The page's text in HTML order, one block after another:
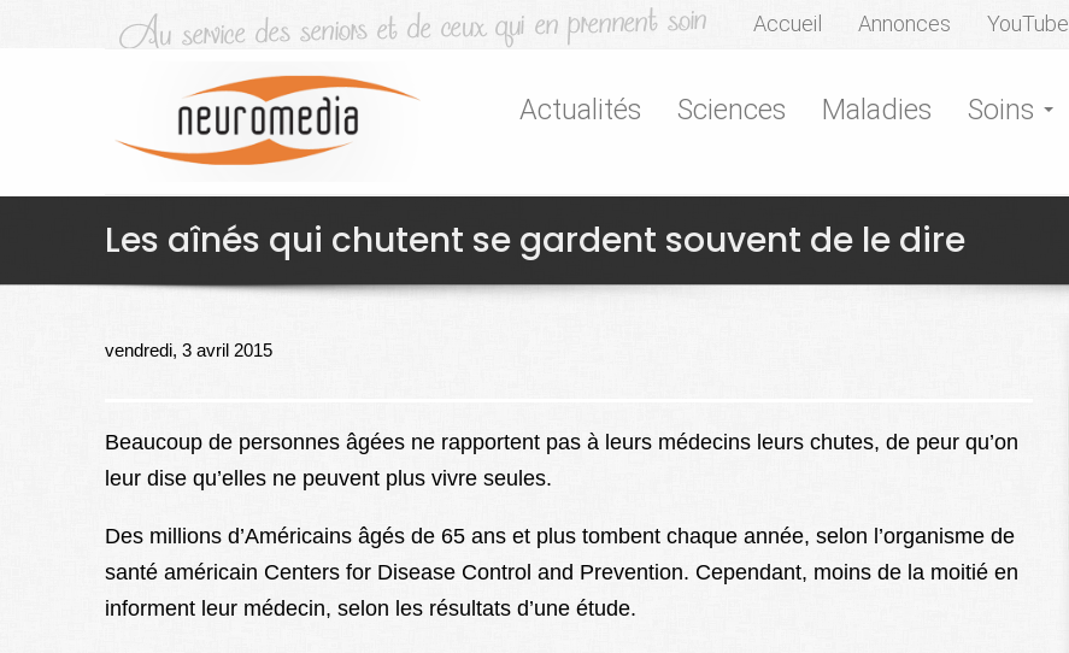
Accueil Annonces YouTube
Actualités Sciences Maladies Soins
Les aînés qui chutent se gardent souvent de le dire
vendredi, 3 avril 2015
Beaucoup de personnes âgées ne rapportent pas à leurs médecins leurs chutes, de peur qu’on
leur dise qu’elles ne peuvent plus vivre seules.
Des millions d’Américains âgés de 65 ans et plus tombent chaque année, selon l’organisme de
santé américain Centers for Disease Control and Prevention. Cependant, moins de la moitié en
informent leur médecin, selon les résultats d’une étude.